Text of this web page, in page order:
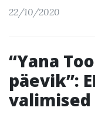
22/10/2020
“Yana
päevik”:
valimised